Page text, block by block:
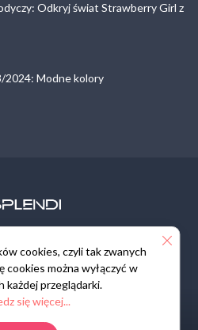
Odkryj świat Strawberry Girl z
2024: Modne kolory
cookies, czyli tak zwanych
cookies można wyłączyć w
każdej przeglądarki.
się więcej...